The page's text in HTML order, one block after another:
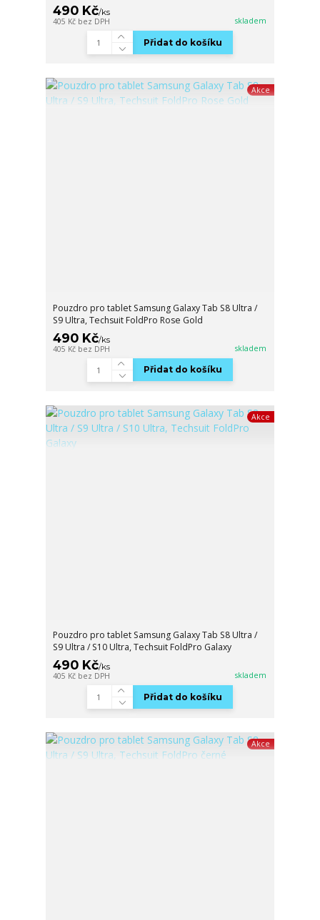
490 Kč/ks
405 Kč bez DPH skladem
Přidat do košíku
Akce
Pouzdro pro tablet Samsung Galaxy Tab S8 Ultra /
S9 Ultra, Techsuit FoldPro Rose Gold
490 Kč/ks
405 Kč bez DPH skladem
Přidat do košíku
Akce
Pouzdro pro tablet Samsung Galaxy Tab S8 Ultra /
S9 Ultra / S10 Ultra, Techsuit FoldPro Galaxy
490 Kč/ks
405 Kč bez DPH skladem
Přidat do košíku
Akce